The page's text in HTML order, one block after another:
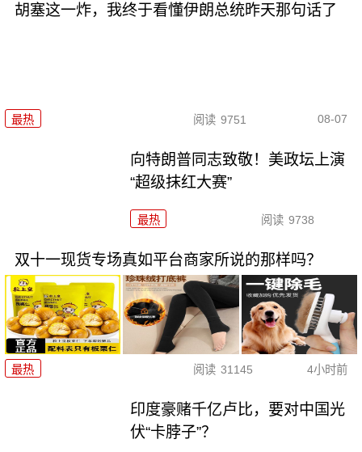
胡塞这一炸，我终于看懂伊朗总统昨天那句话了
最热 阅读 9751 08-07
向特朗普同志致敬！美政坛上演
“超级抹红大赛”
最热 阅读 9738
双十一现货专场真如平台商家所说的那样吗？
最热 阅读 31145 4小时前
印度豪赌千亿卢比，要对中国光
伏“卡脖子”？